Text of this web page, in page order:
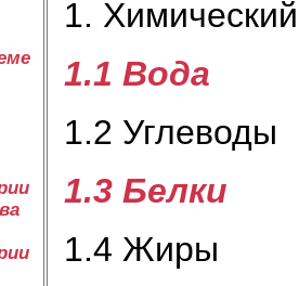
1.
1.1 Вода
1.2 Углеводы
1.3 Белки
1.4 Жиры